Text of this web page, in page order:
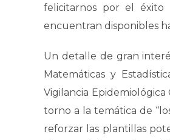
felicitarnos por el éxito
encuentran disponibles
Un detalle de gran
Matemáticas y
Vigilancia
torno a la temática de
reforzar las plantillas